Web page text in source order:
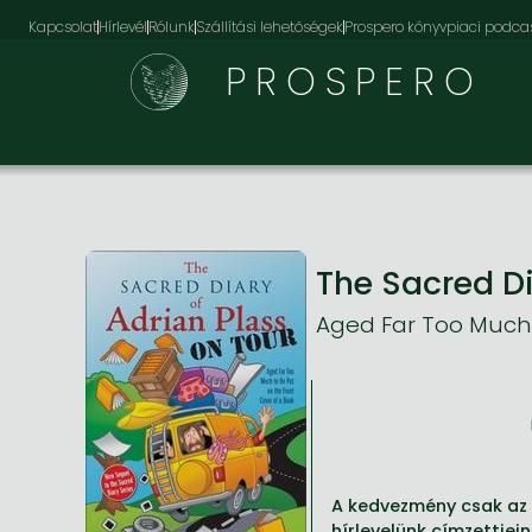
KapcsolatHírlevélRólunkSzállítási lehetőségekProspero könyvpiaci
PROSPERO
The Sacred
Aged Far Too
A kedvezmény csak